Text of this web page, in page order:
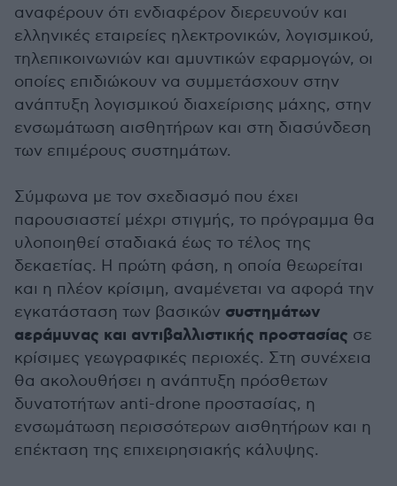
αναφέρουν ότι ενδιαφέρον διερευνούν και
ελληνικές εταιρείες ηλεκτρονικών, λογισμικού,
τηλεπικοινωνιών και αμυντικών εφαρμογών, οι
οποίες επιδιώκουν να συμμετάσχουν στην
ανάπτυξη λογισμικού διαχείρισης μάχης, στην
ενσωμάτωση αισθητήρων και στη διασύνδεση
των επιμέρους συστημάτων.
Σύμφωνα με τον σχεδιασμό που έχει
παρουσιαστεί μέχρι στιγμής, το πρόγραμμα θα
υλοποιηθεί σταδιακά έως το τέλος της
δεκαετίας. Η πρώτη φάση, η οποία θεωρείται
και η πλέον κρίσιμη, αναμένεται να αφορά την
εγκατάσταση των βασικών συστημάτων
αεράμυνας και αντιβαλλιστικής προστασίας σε
κρίσιμες γεωγραφικές περιοχές. Στη συνέχεια
θα ακολουθήσει η ανάπτυξη πρόσθετων
δυνατοτήτων anti-drone προστασίας, η
ενσωμάτωση περισσότερων αισθητήρων και η
επέκταση της επιχειρησιακής κάλυψης.